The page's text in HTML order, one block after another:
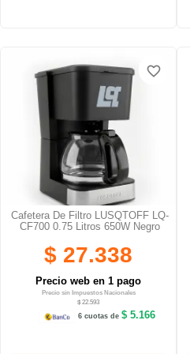
Cafetera De Filtro LUSQTOFF LQ-
CF700 0.75 Litros 650W Negro
$ 27.338
Precio web en 1 pago
Precio sin Impuestos Nacionales
$ 22.593
6 cuotas de $ 5.166
favorite_border
favorite_border